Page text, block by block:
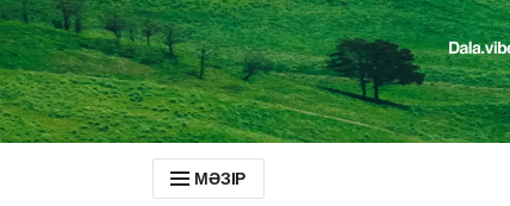
МӘЗІР